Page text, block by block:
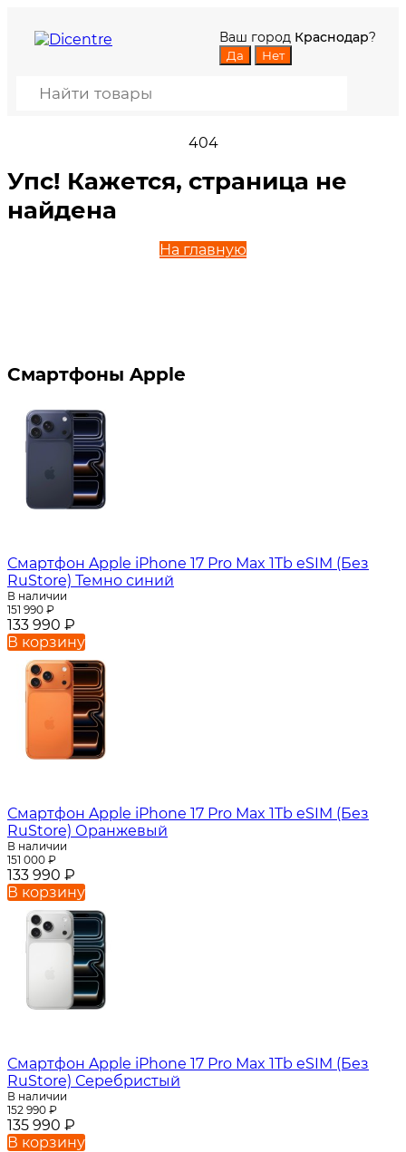
Ваш город Краснодар?
404
Упс! Кажется, страница не
найдена
На главную
Смартфоны Apple
Смартфон Apple iPhone 17 Pro Max 1Tb eSIM (Без
RuStore) Темно синий
В наличии
151 990 ₽
133 990 ₽
В корзину
Смартфон Apple iPhone 17 Pro Max 1Tb eSIM (Без
RuStore) Оранжевый
В наличии
151 000 ₽
133 990 ₽
В корзину
Смартфон Apple iPhone 17 Pro Max 1Tb eSIM (Без
RuStore) Серебристый
В наличии
152 990 ₽
135 990 ₽
В корзину